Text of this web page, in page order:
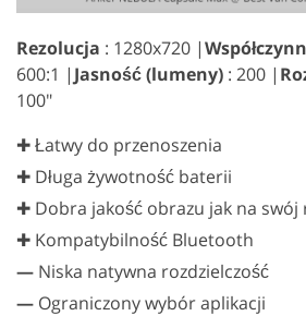
Rezolucja : 1280x720 |
600:1 | Jasność (lumeny) : 200 |
100"
✚ Łatwy do przenoszenia
✚ Długa żywotność baterii
✚ Dobra jakość obrazu jak na swój
✚ Kompatybilność Bluetooth
— Niska natywna rozdzielczość
— Ograniczony wybór aplikacji